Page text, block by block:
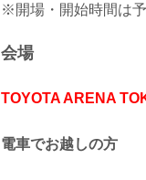
※開場・開始時間は
会場
TOYOTA ARENA
電車でお越しの方